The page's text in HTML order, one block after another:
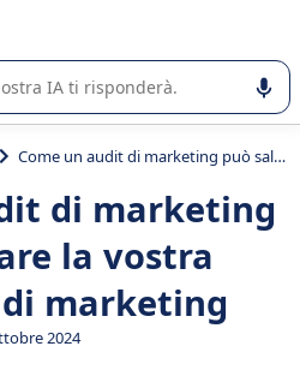
o nella scelta di un
Come un audit di marketing può salvare la vostra strategia di marketing
di marketing
la vostra
marketing
2024